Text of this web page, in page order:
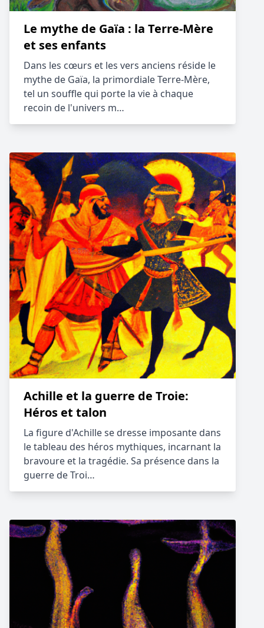
Le mythe de Gaïa : la Terre-Mère
et ses enfants
Dans les cœurs et les vers anciens réside le
mythe de Gaïa, la primordiale Terre-Mère,
tel un souffle qui porte la vie à chaque
recoin de l'univers m…
Achille et la guerre de Troie:
Héros et talon
La figure d'Achille se dresse imposante dans
le tableau des héros mythiques, incarnant la
bravoure et la tragédie. Sa présence dans la
guerre de Troi…